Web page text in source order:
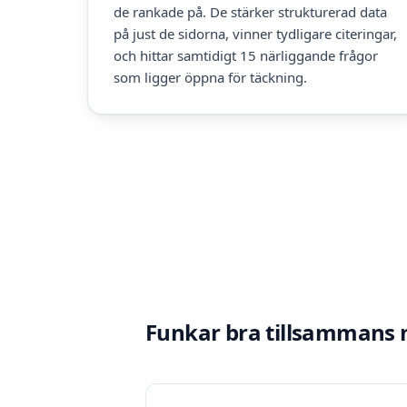
de rankade på. De stärker strukturerad data
på just de sidorna, vinner tydligare citeringar,
och hittar samtidigt 15 närliggande frågor
som ligger öppna för täckning.
Funkar bra tillsammans